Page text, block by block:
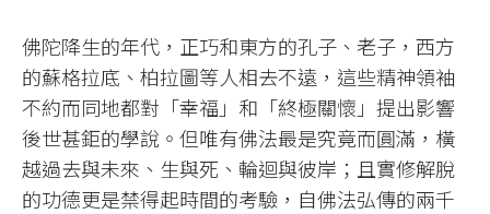
佛陀降生的年代，正巧和東方的孔子、老子，西方
的蘇格拉底、柏拉圖等人相去不遠，這些精神領袖
不約而同地都對「幸福」和「終極關懷」提出影響
後世甚鉅的學說。但唯有佛法最是究竟而圓滿，橫
越過去與未來、生與死、輪迴與彼岸；且實修解脫
的功德更是禁得起時間的考驗，自佛法弘傳的兩千